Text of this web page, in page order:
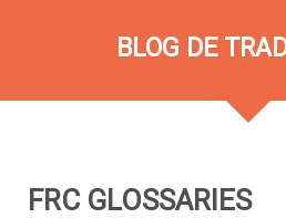
BLOG DE
FRC GLOSSARIES